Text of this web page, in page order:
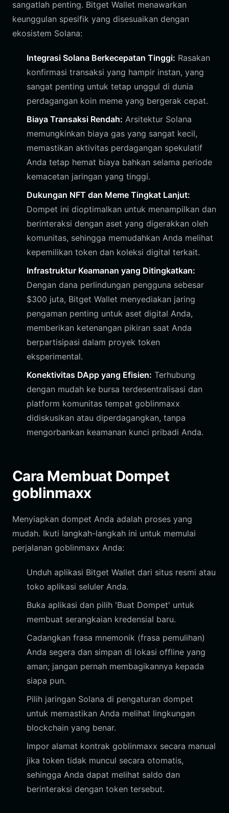
sangatlah penting. Bitget Wallet menawarkan
keunggulan spesifik yang disesuaikan dengan
ekosistem Solana:
Integrasi Solana Berkecepatan Tinggi: Rasakan
konfirmasi transaksi yang hampir instan, yang
sangat penting untuk tetap unggul di dunia
perdagangan koin meme yang bergerak cepat.
Biaya Transaksi Rendah: Arsitektur Solana
memungkinkan biaya gas yang sangat kecil,
memastikan aktivitas perdagangan spekulatif
Anda tetap hemat biaya bahkan selama periode
kemacetan jaringan yang tinggi.
Dukungan NFT dan Meme Tingkat Lanjut:
Dompet ini dioptimalkan untuk menampilkan dan
berinteraksi dengan aset yang digerakkan oleh
komunitas, sehingga memudahkan Anda melihat
kepemilikan token dan koleksi digital terkait.
Infrastruktur Keamanan yang Ditingkatkan:
Dengan dana perlindungan pengguna sebesar
$300 juta, Bitget Wallet menyediakan jaring
pengaman penting untuk aset digital Anda,
memberikan ketenangan pikiran saat Anda
berpartisipasi dalam proyek token
eksperimental.
Konektivitas DApp yang Efisien: Terhubung
dengan mudah ke bursa terdesentralisasi dan
platform komunitas tempat goblinmaxx
didiskusikan atau diperdagangkan, tanpa
mengorbankan keamanan kunci pribadi Anda.
Cara Membuat Dompet
goblinmaxx
Menyiapkan dompet Anda adalah proses yang
mudah. Ikuti langkah-langkah ini untuk memulai
perjalanan goblinmaxx Anda:
Unduh aplikasi Bitget Wallet dari situs resmi atau
toko aplikasi seluler Anda.
Buka aplikasi dan pilih 'Buat Dompet' untuk
membuat serangkaian kredensial baru.
Cadangkan frasa mnemonik (frasa pemulihan)
Anda segera dan simpan di lokasi offline yang
aman; jangan pernah membagikannya kepada
siapa pun.
Pilih jaringan Solana di pengaturan dompet
untuk memastikan Anda melihat lingkungan
blockchain yang benar.
Impor alamat kontrak goblinmaxx secara manual
jika token tidak muncul secara otomatis,
sehingga Anda dapat melihat saldo dan
berinteraksi dengan token tersebut.